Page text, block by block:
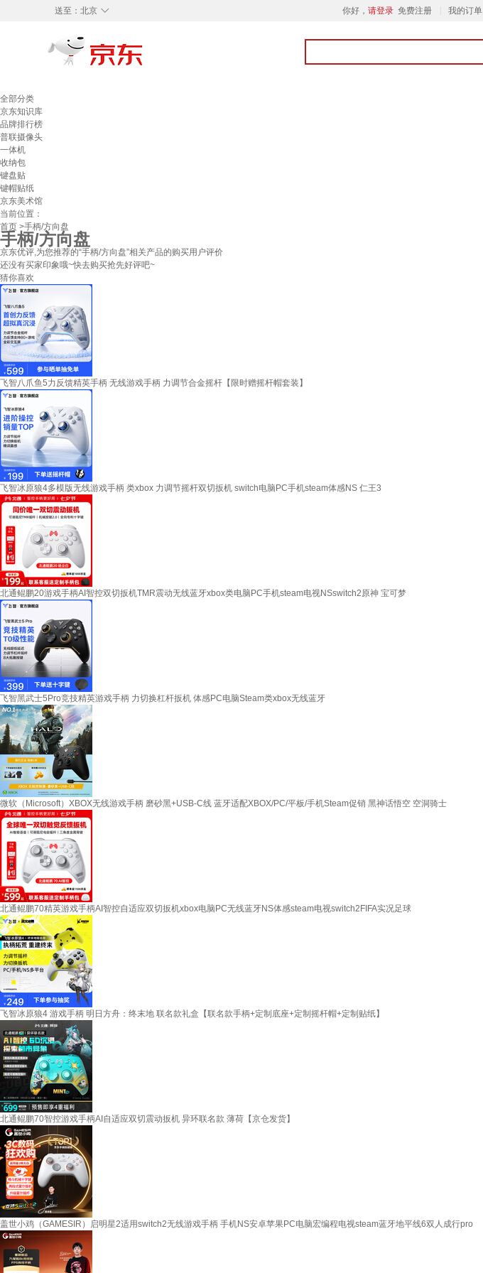
◇
送至： 北京 你好， 请登录 免费注册 我的订单
全部分类
京东知识库
品牌排行榜
普联摄像头
一体机
收纳包
键盘贴
键帽贴纸
京东美术馆
当前位置：
首页 >手柄/方向盘
手柄/方向盘
京东优评,为您推荐的“手柄/方向盘”相关产品的购买用户评价
还没有买家印象哦~快去购买抢先好评吧~
猜你喜欢
飞智八爪鱼5力反馈精英手柄 无线游戏手柄 力调节合金摇杆【限时赠摇杆帽套装】
飞智冰原狼4多模版无线游戏手柄 类xbox 力调节摇杆双切扳机 switch电脑PC手机steam体感NS 仁王3
北通鲲鹏20游戏手柄AI智控双切扳机TMR震动无线蓝牙xbox类电脑PC手机steam电视NSswitch2原神 宝可梦
飞智黑武士5Pro竞技精英游戏手柄 力切换杠杆扳机 体感PC电脑Steam类xbox无线蓝牙
微软（Microsoft）XBOX无线游戏手柄 磨砂黑+USB-C线 蓝牙适配XBOX/PC/平板/手机Steam促销 黑神话悟空 空洞骑士
北通鲲鹏70精英游戏手柄AI智控自适应双切扳机xbox电脑PC无线蓝牙NS体感steam电视switch2FIFA实况足球
飞智冰原狼4 游戏手柄 明日方舟：终末地 联名款礼盒【联名款手柄+定制底座+定制摇杆帽+定制贴纸】
北通鲲鹏70智控游戏手柄AI自适应双切震动扳机 异环联名款 薄荷【京仓发货】
盖世小鸡（GAMESIR）启明星2适用switch2无线游戏手柄 手机NS安卓苹果PC电脑宏编程电视steam蓝牙地平线6双人成行pro